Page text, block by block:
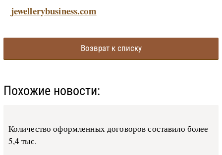
jewellerybusiness.com
Возврат к списку
Похожие новости:
Количество оформленных договоров составило более
5,4 тыс.